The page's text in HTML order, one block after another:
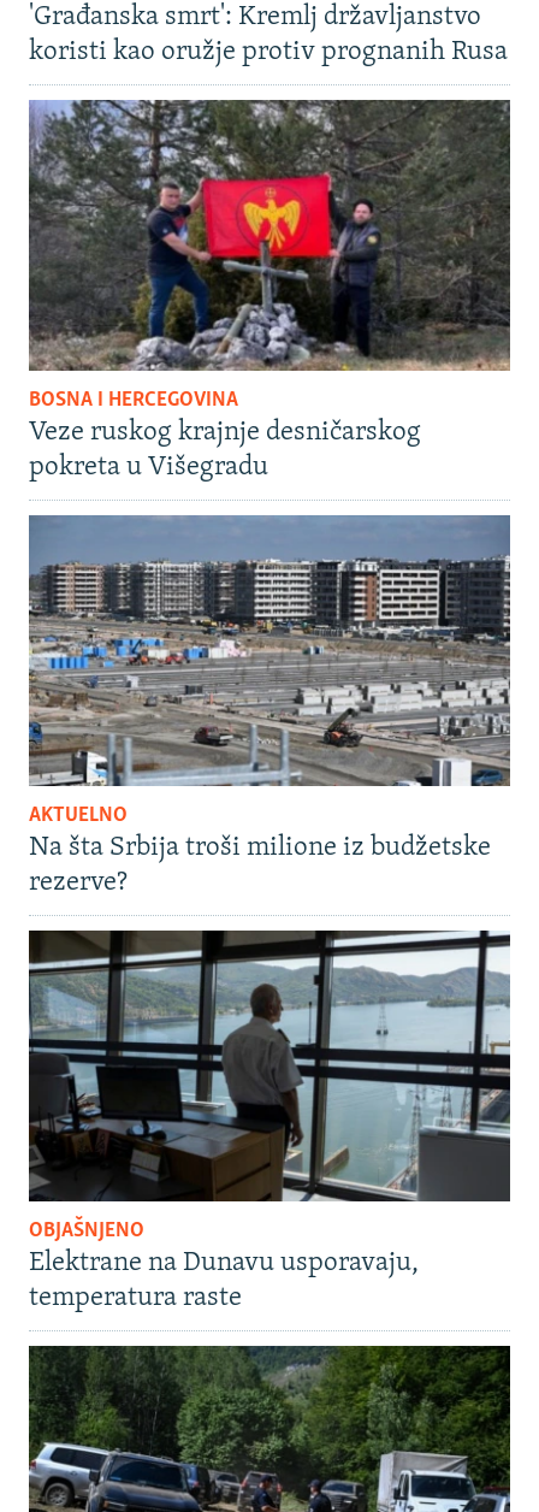
'Građanska smrt': Kremlj državljanstvo
koristi kao oružje protiv prognanih Rusa
BOSNA I HERCEGOVINA
Veze ruskog krajnje desničarskog
pokreta u Višegradu
AKTUELNO
Na šta Srbija troši milione iz budžetske
rezerve?
OBJAŠNJENO
Elektrane na Dunavu usporavaju,
temperatura raste